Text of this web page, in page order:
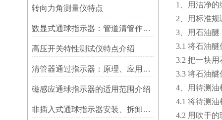
转向力角测量仪特点
数显式通球指示器：管道清管作业的智能监测关键设备
高压开关特性测试仪特点介绍
清管器通过指示器：原理、应用与维护
磁感应通球指示器的适用范围介绍
非插入式通球指示器安装、拆卸灵活方便
1、用洁净
2、用标准
3、用石油
3.1 将石油
3.2 把一块
3.3 将石油
4、用待测油
4.1 将待测
4.2 用吹干